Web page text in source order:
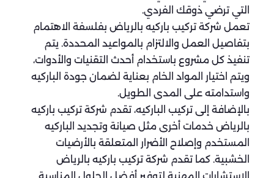
التي ترضي ذوقك الفردي.
تعمل شركة تركيب باركيه بالرياض بفلسفة الاهتمام
بتفاصيل العمل والالتزام بالمواعيد المحددة. يتم
تنفيذ كل مشروع باستخدام أحدث التقنيات والأدوات،
ويتم اختيار المواد الخام بعناية لضمان جودة الباركيه
واستدامته على المدى الطويل.
بالإضافة إلى تركيب الباركيه، تقدم شركة تركيب باركيه
بالرياض خدمات أخرى مثل صيانة وتجديد الباركيه
المستخدم وإصلاح الأضرار المتعلقة بالأرضيات
الخشبية. كما تقدم شركة تركيب باركيه بالرياض